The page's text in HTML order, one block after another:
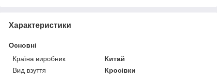
Характеристики
Основні
Країна виробник
Китай
Вид взуття
Кросівки